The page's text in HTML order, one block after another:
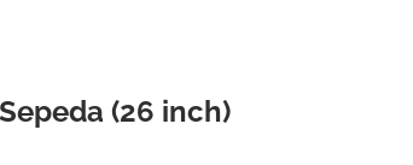
(26 inch)